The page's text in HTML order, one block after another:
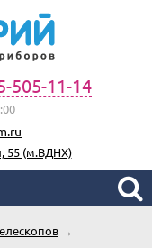
505-11-14
55 (м.ВДНХ)
→